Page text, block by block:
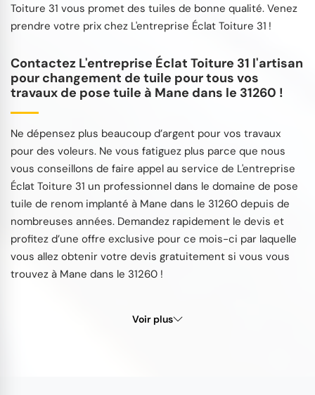
Toiture 31 vous promet des tuiles de bonne qualité. Venez
prendre votre prix chez L'entreprise Éclat Toiture 31 !
Contactez L'entreprise Éclat Toiture 31 l'artisan
pour changement de tuile pour tous vos
travaux de pose tuile à Mane dans le 31260 !
Ne dépensez plus beaucoup d’argent pour vos travaux
pour des voleurs. Ne vous fatiguez plus parce que nous
vous conseillons de faire appel au service de L'entreprise
Éclat Toiture 31 un professionnel dans le domaine de pose
tuile de renom implanté à Mane dans le 31260 depuis de
nombreuses années. Demandez rapidement le devis et
profitez d’une offre exclusive pour ce mois-ci par laquelle
vous allez obtenir votre devis gratuitement si vous vous
trouvez à Mane dans le 31260 !
Voir plus